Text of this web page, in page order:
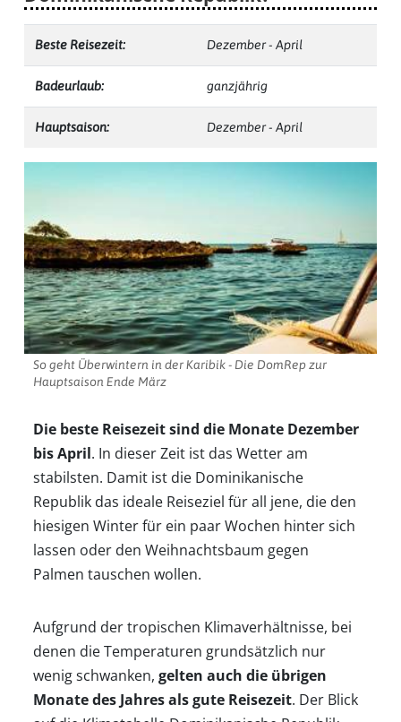
Beste Reisezeit: Dezember - April
Badeurlaub: ganzjährig
Hauptsaison: Dezember - April
So geht Überwintern in der Karibik - Die DomRep zur
Hauptsaison Ende März
Die beste Reisezeit sind die Monate Dezember
bis April. In dieser Zeit ist das Wetter am
stabilsten. Damit ist die Dominikanische
Republik das ideale Reiseziel für all jene, die den
hiesigen Winter für ein paar Wochen hinter sich
lassen oder den Weihnachtsbaum gegen
Palmen tauschen wollen.
Aufgrund der tropischen Klimaverhältnisse, bei
denen die Temperaturen grundsätzlich nur
wenig schwanken, gelten auch die übrigen
Monate des Jahres als gute Reisezeit. Der Blick